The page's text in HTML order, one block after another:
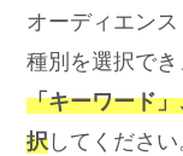
オーディエン
種別を選択で
「キーワード
択してください